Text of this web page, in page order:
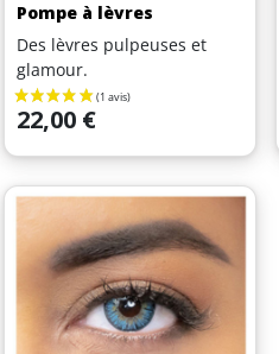
Pompe à lèvres
Des lèvres pulpeuses et
glamour.
Prix
22,00 €